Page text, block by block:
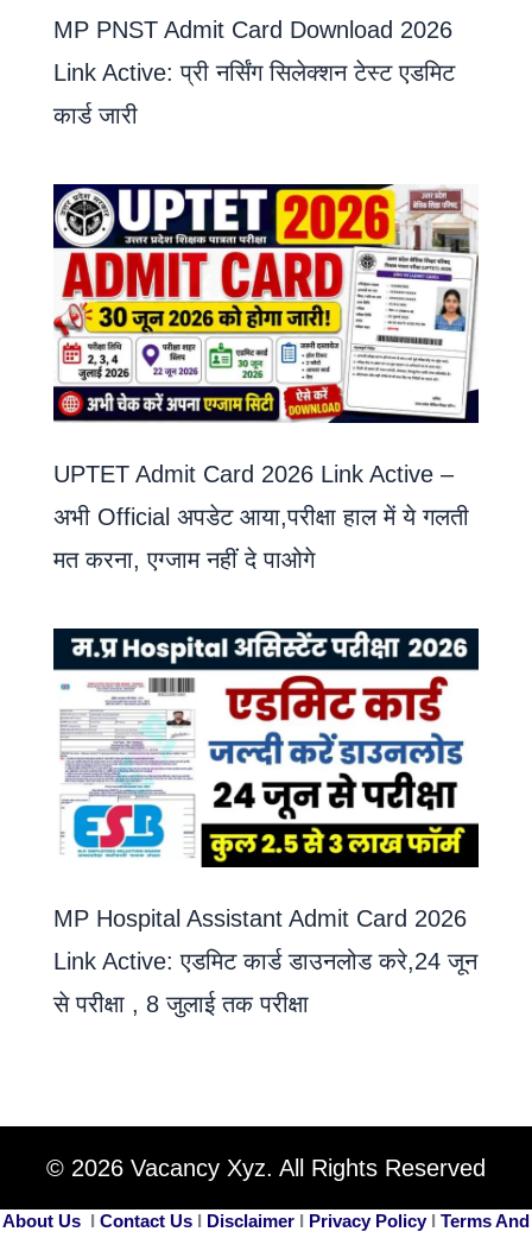
MP PNST Admit Card Download 2026
Link Active: प्री नर्सिंग सिलेक्शन टेस्ट एडमिट
कार्ड जारी
UPTET Admit Card 2026 Link Active –
अभी Official अपडेट आया,परीक्षा हाल में ये गलती
मत करना, एग्जाम नहीं दे पाओगे
MP Hospital Assistant Admit Card 2026
Link Active: एडमिट कार्ड डाउनलोड करे,24 जून
से परीक्षा , 8 जुलाई तक परीक्षा
© 2026 Vacancy Xyz. All Rights Reserved
About Us I Contact Us I Disclaimer I Privacy PolicyI Terms And